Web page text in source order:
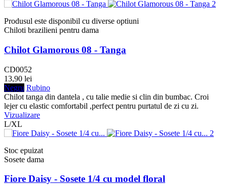
Produsul este disponibil cu diverse optiuni
Chiloti brazilieni pentru dama
Chilot Glamorous 08 - Tanga
CD0052
13,90 lei
Negru Rubino
Chilot tanga din dantela , cu talie medie si clin din bumbac. Croi
lejer cu elastic comfortabil ,perfect pentru purtatul de zi cu zi.
Vizualizare
L/XL
Stoc epuizat
Sosete dama
Fiore Daisy - Sosete 1/4 cu model floral